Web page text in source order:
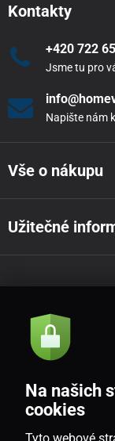
Kontakty
+420 722
Jsme tu pro
Napište nám
Vše o nákupu
Užitečné
Akce a
Souhlasím se
Na našich
cookies